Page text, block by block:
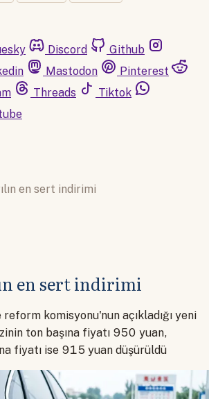
Discord
Github
Mastodon
Pinterest
Threads
Tiktok
en sert indirimi
en sert indirimi
reform komisyonu'nun açıkladığı yeni
ton başına fiyatı 950 yuan,
fiyatı ise 915 yuan düşürüldü